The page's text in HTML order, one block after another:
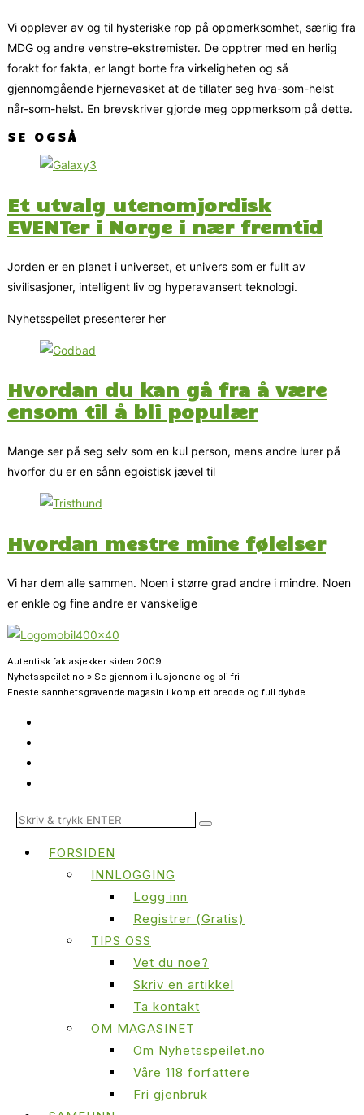
Vi opplever av og til hysteriske rop på oppmerksomhet, særlig fra
MDG og andre venstre-ekstremister. De opptrer med en herlig
forakt for fakta, er langt borte fra virkeligheten og så
gjennomgående hjernevasket at de tillater seg hva-som-helst
når-som-helst. En brevskriver gjorde meg oppmerksom på dette.
SE OGSÅ
Et utvalg utenomjordisk
EVENTer i Norge i nær fremtid
Jorden er en planet i universet, et univers som er fullt av
sivilisasjoner, intelligent liv og hyperavansert teknologi.
Nyhetsspeilet presenterer her
Hvordan du kan gå fra å være
ensom til å bli populær
Mange ser på seg selv som en kul person, mens andre lurer på
hvorfor du er en sånn egoistisk jævel til
Hvordan mestre mine følelser
Vi har dem alle sammen. Noen i større grad andre i mindre. Noen
er enkle og fine andre er vanskelige
Autentisk faktasjekker siden 2009
Nyhetsspeilet.no » Se gjennom illusjonene og bli fri
Eneste sannhetsgravende magasin i komplett bredde og full dybde
FORSIDEN
INNLOGGING
Logg inn
Registrer (Gratis)
TIPS OSS
Vet du noe?
Skriv en artikkel
Ta kontakt
OM MAGASINET
Om Nyhetsspeilet.no
Våre 118 forfattere
Fri gjenbruk